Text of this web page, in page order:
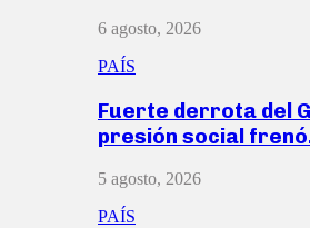
6 agosto, 2026
PAÍS
Fuerte derrota del
presión social
5 agosto, 2026
PAÍS